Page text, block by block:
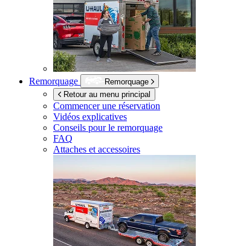
Remorquage
Remorquage
Retour au menu principal
Commencer une réservation
Vidéos explicatives
Conseils pour le remorquage
FAQ
Attaches et accessoires